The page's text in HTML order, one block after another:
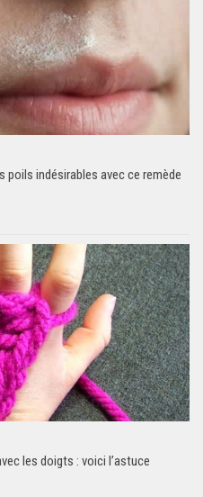
poils indésirables avec ce remède
les doigts : voici l’astuce